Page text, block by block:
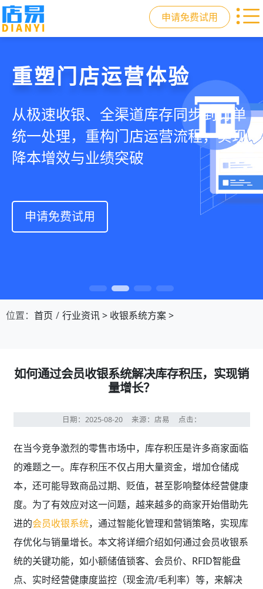
申请免费试用
门店收银，就用店易
智慧收银+商品库存+会员增长+小程序
商城，一套系统解决开店管店及业绩
增长难题
申请免费试用
重塑门店运营体验
从极速收银、全渠道库存同步到订单
统一处理，重构门店运营流程，实现
降本增效与业绩突破
申请免费试用
驱动私域会员增长
从支付即会员、精准营销到优惠券互
通，驱动私域流量沉淀和会员复购，
提升忠诚度和营销效果
申请免费试用
快速拓展生意边界
借助小程序商城、线上引流到线下售
后，打通全域销售渠道，拓展生意边
界，提升顾客体验
申请免费试用
位置： 首页 行业资讯> 收银系统方案>
如何通过会员收银系统解决库存积压，实现销
量增长？
日期：2025-08-20 来源：店易 点击：
在当今竞争激烈的零售市场中，库存积压是许多商家面临
的难题之一。库存积压不仅占用大量资金，增加仓储成
本，还可能导致商品过期、贬值，甚至影响整体经营健康
度。为了有效应对这一问题，越来越多的商家开始借助先
进的会员收银系统，通过智能化管理和营销策略，实现库
存优化与销量增长。本文将详细介绍如何通过会员收银系
统的关键功能，如小额储值锁客、会员价、RFID智能盘
点、实时经营健康度监控（现金流/毛利率）等，来解决